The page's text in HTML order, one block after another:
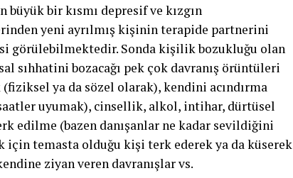
büyük bir kısmı depresif ve kızgın
yeni ayrılmış kişinin terapide partnerini
görülebilmektedir. Sonda kişilik bozukluğu olan
sıhhatini bozacağı pek çok davranış örüntüleri
ya da sözel olarak), kendini acındırma
uyumak), cinsellik, alkol, intihar, dürtüsel
edilme (bazen danışanlar ne kadar sevildiğini
için temasta olduğu kişi terk ederek ya da küserek
ziyan veren davranışlar vs.